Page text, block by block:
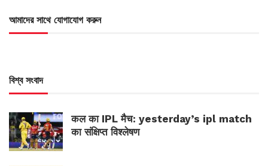
আমাদের সাথে যোগাযোগ করুন
বিশ্ব সংবাদ
कल का IPL मैच: yesterday’s ipl match
का संक्षिप्त विश्लेषण